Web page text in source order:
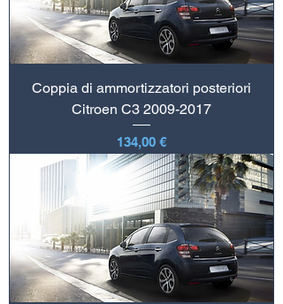
Coppia di ammortizzatori posteriori
Citroen C3 2009-2017
Prezzo
134,00 €